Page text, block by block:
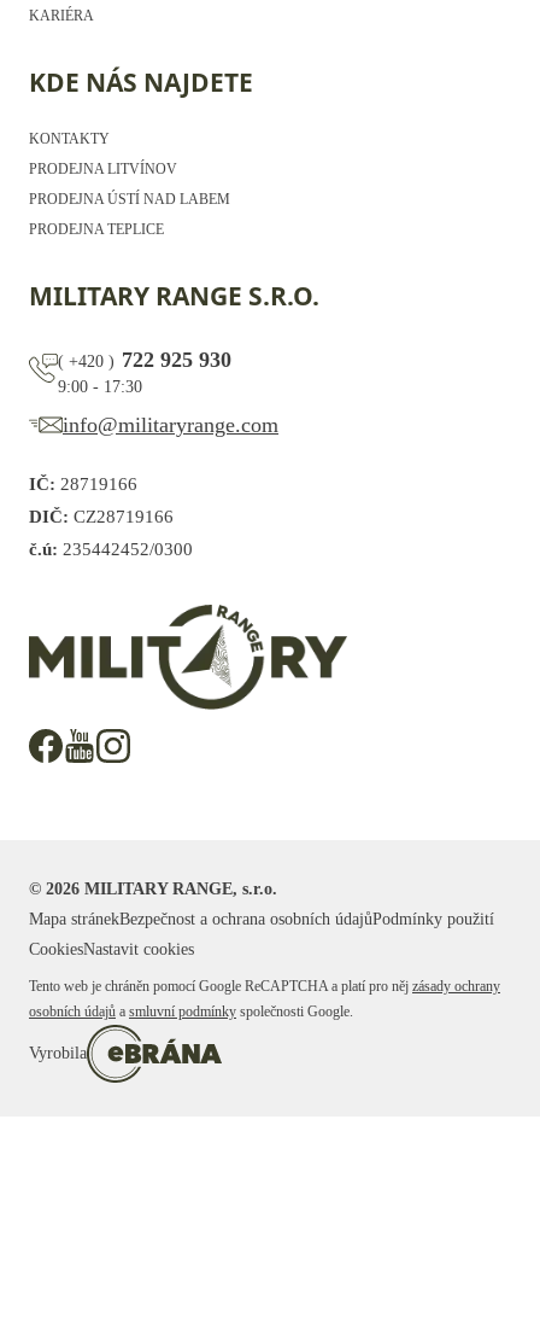
KARIÉRA
KDE NÁS NAJDETE
KONTAKTY
PRODEJNA LITVÍNOV
PRODEJNA ÚSTÍ NAD LABEM
PRODEJNA TEPLICE
MILITARY RANGE S.R.O.
( +420 ) 722 925 930
9:00 - 17:30
info@militaryrange.com
IČ: 28719166
DIČ: CZ28719166
č.ú: 235442452/0300
© 2026 MILITARY RANGE, s.r.o.
Mapa stránekBezpečnost a ochrana osobních údajůPodmínky použití
CookiesNastavit cookies
Tento web je chráněn pomocí Google ReCAPTCHA a platí pro něj zásady ochrany
osobních údajů a smluvní podmínky společnosti Google.
Vyrobila